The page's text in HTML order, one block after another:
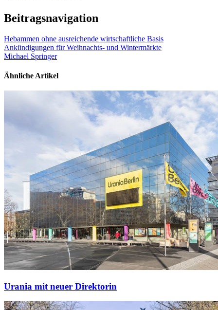
Beitragsnavigation
Hebammen ohne ausreichende wirtschaftliche Basis
Ankündigungen für Weihnachts- und Wintermärkte
Michael Springer
Ähnliche Artikel
Urania mit neuer Direktorin